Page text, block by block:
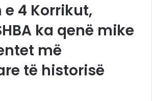
e 4 Korrikut,
ka qenë mike
më
të historisë